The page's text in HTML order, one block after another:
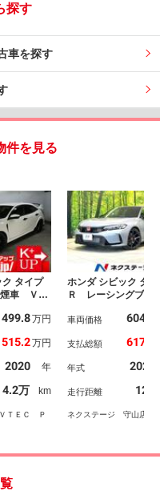
探す
車を探す
件を見る
タイプ
車 ＶＸ
ョンフロ
後ドライ
テクター
イドスカ
499.8万円
515.2万円
2020 年
4.2万 km
ＴＥＣ Ｐ
ホンダ シビック タ
Ｒ レーシングブラ
Ｔ車 ターボ エ
ナビ 衝突被害軽減
ー ＬＥＤヘッド
Ｃ２．０ 純正１９
チアルミ 車線逸脱
報 オートライト
アルエアコン
車両価格 604.1
支払総額 617.9
年式 2026
走行距離 120
ネクステージ 守山店